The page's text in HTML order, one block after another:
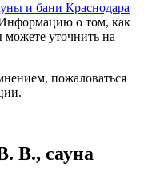
и бани Краснодара
о том, как
можете уточнить на
пожаловаться
В., сауна